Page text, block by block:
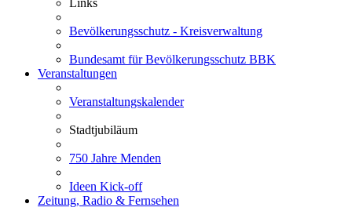
Links
Bevölkerungsschutz - Kreisverwaltung
Bundesamt für Bevölkerungsschutz BBK
Veranstaltungen
Veranstaltungskalender
Stadtjubiläum
750 Jahre Menden
Ideen Kick-off
Zeitung, Radio & Fernsehen